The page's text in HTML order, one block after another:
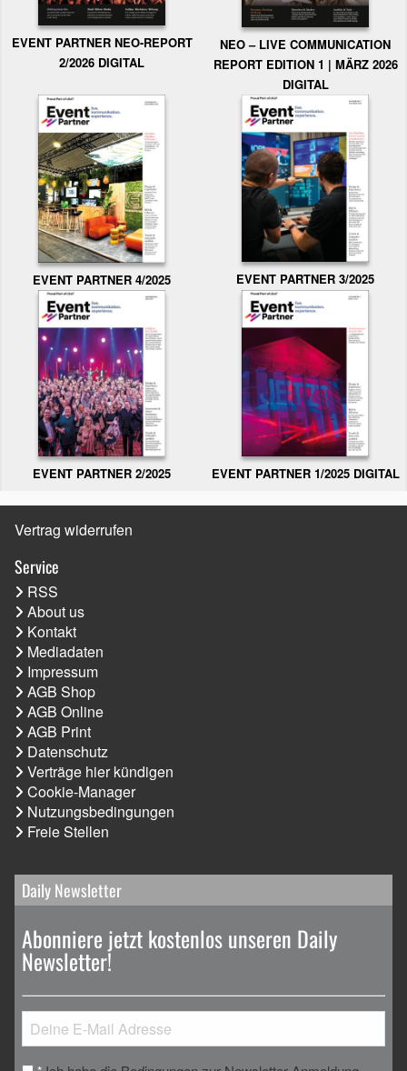
EVENT PARTNER NEO-REPORT
2/2026 DIGITAL
NEO – LIVE COMMUNICATION
REPORT EDITION 1 | MÄRZ 2026
DIGITAL
EVENT PARTNER 4/2025 EVENT PARTNER 3/2025
EVENT PARTNER 2/2025 EVENT PARTNER 1/2025 DIGITAL
Vertrag widerrufen
Service
RSS
About us
Kontakt
Mediadaten
Impressum
AGB Shop
AGB Online
AGB Print
Datenschutz
Verträge hier kündigen
Cookie-Manager
Nutzungsbedingungen
Freie Stellen
Daily Newsletter
Abonniere jetzt kostenlos unseren Daily
Newsletter!